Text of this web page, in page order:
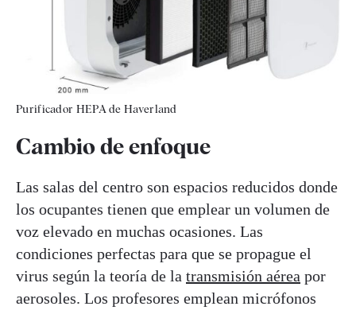
Purificador HEPA de Haverland
Cambio de enfoque
Las salas del centro son espacios reducidos donde
los ocupantes tienen que emplear un volumen de
voz elevado en muchas ocasiones. Las
condiciones perfectas para que se propague el
virus según la teoría de la transmisión aérea por
aerosoles. Los profesores emplean micrófonos